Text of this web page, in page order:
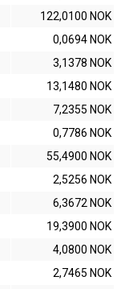
122,0100 NOK
0,0694 NOK
3,1378 NOK
13,1480 NOK
7,2355 NOK
0,7786 NOK
55,4900 NOK
2,5256 NOK
6,3672 NOK
19,3900 NOK
4,0800 NOK
2,7465 NOK